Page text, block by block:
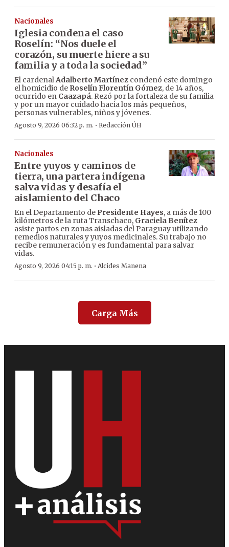
Nacionales
Iglesia condena el caso
Roselín: “Nos duele el
corazón, su muerte hiere a su
familia y a toda la sociedad”
El cardenalAdalberto Martínez condenó este domingo
el homicidio de Roselín Florentín Gómez, de 14 años,
ocurrido en Caazapá. Rezó por la fortaleza de su familia
y por un mayor cuidado hacia los más pequeños,
personas vulnerables, niños y jóvenes.
Agosto 9, 2026 06:32 p. m. · Redacción ÚH
Nacionales
Entre yuyos y caminos de
tierra, una partera indígena
salva vidas y desafía el
aislamiento del Chaco
En el Departamento de Presidente Hayes, a más de 100
kilómetros de la ruta Transchaco, Graciela Benítez
asiste partos en zonas aisladas del Paraguay utilizando
remedios naturales y yuyos medicinales. Su trabajo no
recibe remuneración y es fundamental para salvar
vidas.
Agosto 9, 2026 04:15 p. m. · Alcides Manena
Carga Más